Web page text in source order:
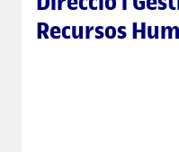
Recursos